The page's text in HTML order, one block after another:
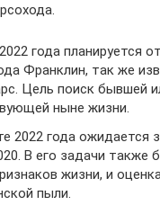
года планируется
Франклин, так же
Цель поиск бывшей
ныне жизни.
2022 года ожидается
В его задачи также
жизни, и
пыли.